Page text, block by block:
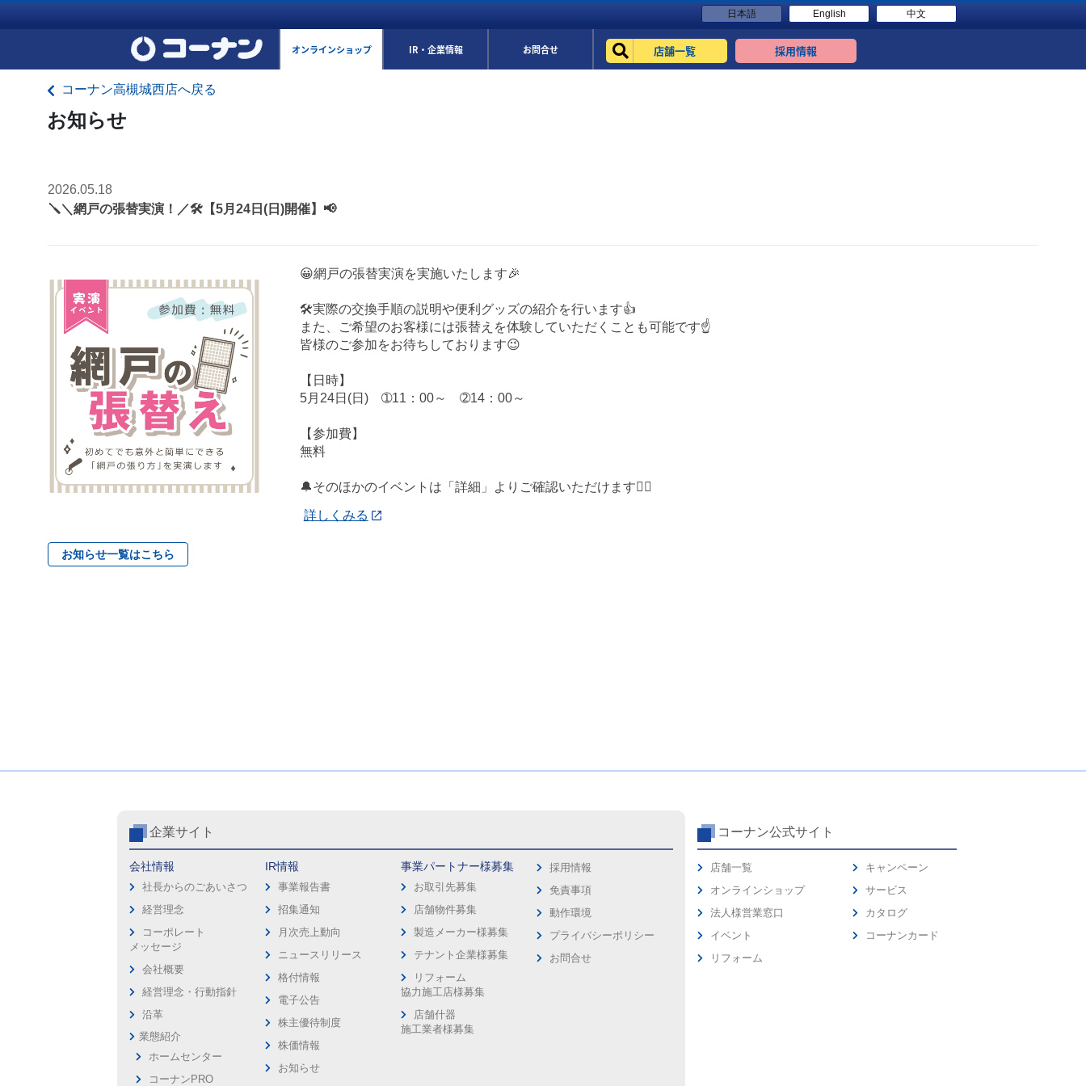
日本語 English 中文
オンラインショップ IR・企業情報 お問合せ 店舗一覧 採用情報
コーナン高槻城西店へ戻る
お知らせ
2026.05.18
🪛＼網戸の張替実演！／🛠️【5月24日(日)開催】📢
😀網戸の張替実演を実施いたします🎉
🛠️実際の交換手順の説明や便利グッズの紹介を行います👍
また、ご希望のお客様には張替えを体験していただくことも可能です☝️
皆様のご参加をお待ちしております😉
【日時】
5月24日(日) ➀11：00～ ➁14：00～
【参加費】
無料
🔔そのほかのイベントは「詳細」よりご確認いただけます💁‍♀️
詳しくみる
お知らせ一覧はこちら
企業サイト
会社情報
社長からのごあいさつ
経営理念
コーポレート
メッセージ
会社概要
経営理念・行動指針
沿革
業態紹介
ホームセンター
コーナンPRO
IR情報
事業報告書
招集通知
月次売上動向
ニュースリリース
格付情報
電子公告
株主優待制度
株価情報
お知らせ
事業パートナー様募集
お取引先募集
店舗物件募集
製造メーカー様募集
テナント企業様募集
リフォーム
協力施工店様募集
店舗什器
施工業者様募集
採用情報
免責事項
動作環境
プライバシーポリシー
お問合せ
コーナン公式サイト
店舗一覧
オンラインショップ
法人様営業窓口
イベント
リフォーム
キャンペーン
サービス
カタログ
コーナンカード